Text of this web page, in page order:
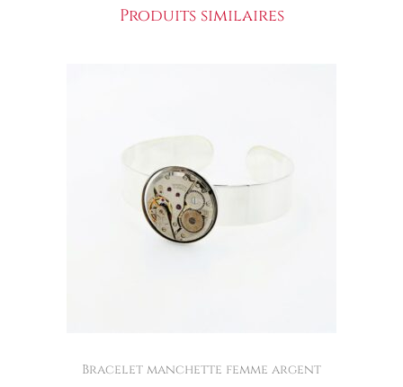
Produits similaires
Bracelet manchette femme argent